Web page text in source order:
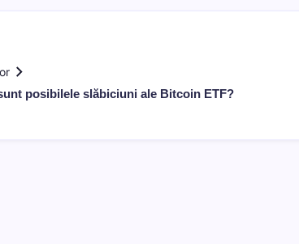
posibilele slăbiciuni ale Bitcoin ETF?